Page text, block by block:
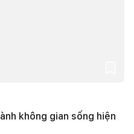
không gian sống hiện